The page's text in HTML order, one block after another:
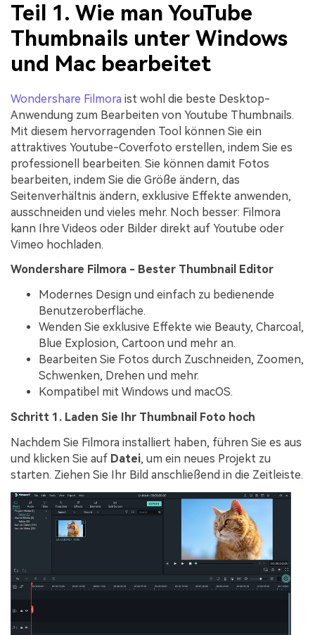
Teil 1. Wie man YouTube
Thumbnails unter Windows
und Mac bearbeitet
Wondershare Filmora ist wohl die beste Desktop-
Anwendung zum Bearbeiten von Youtube Thumbnails.
Mit diesem hervorragenden Tool können Sie ein
attraktives Youtube-Coverfoto erstellen, indem Sie es
professionell bearbeiten. Sie können damit Fotos
bearbeiten, indem Sie die Größe ändern, das
Seitenverhältnis ändern, exklusive Effekte anwenden,
ausschneiden und vieles mehr. Noch besser: Filmora
kann Ihre Videos oder Bilder direkt auf Youtube oder
Vimeo hochladen.
Wondershare Filmora - Bester Thumbnail Editor
Modernes Design und einfach zu bedienende
Benutzeroberfläche.
Wenden Sie exklusive Effekte wie Beauty, Charcoal,
Blue Explosion, Cartoon und mehr an.
Bearbeiten Sie Fotos durch Zuschneiden, Zoomen,
Schwenken, Drehen und mehr.
Kompatibel mit Windows und macOS.
Schritt 1. Laden Sie Ihr Thumbnail Foto hoch
Nachdem Sie Filmora installiert haben, führen Sie es aus
und klicken Sie auf Datei, um ein neues Projekt zu
starten. Ziehen Sie Ihr Bild anschließend in die Zeitleiste.